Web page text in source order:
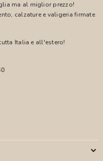
ma al miglior prezzo!
calzature e valigeria firmate
Italia e all'estero!